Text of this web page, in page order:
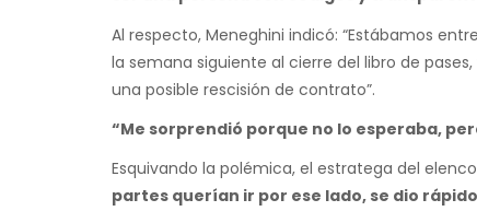
Al respecto, Meneghini indicó: “Estábamos
la semana siguiente al cierre del libro de
una posible rescisión de contrato”.
“Me sorprendió porque no lo esperaba,
Esquivando la polémica, el estratega del
partes querían ir por ese lado, se dio